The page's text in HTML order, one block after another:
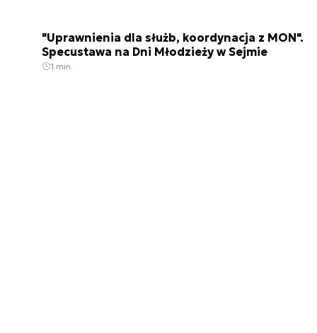
"Uprawnienia dla służb, koordynacja z MON".
Specustawa na Dni Młodzieży w Sejmie
1 min.